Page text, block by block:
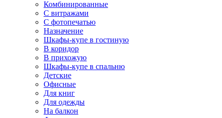
Комбинированные
С витражами
С фотопечатью
Назначение
Шкафы-купе в гостиную
В коридор
В прихожую
Шкафы-купе в спальню
Детские
Офисные
Для книг
Для одежды
На балкон